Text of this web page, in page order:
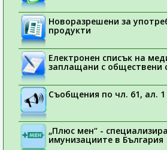
Новоразрешени за
продукти
Електронен списък на
заплащани с обществени
Съобщения по чл. 61, ал.
„Плюс мен“ -
имунизациите в България